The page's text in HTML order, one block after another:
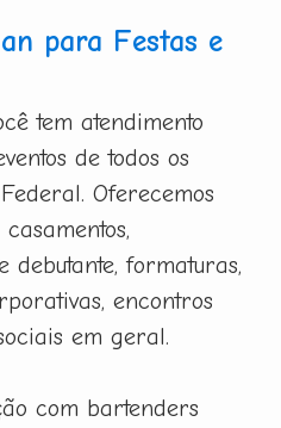
para Festas e
tem atendimento
de todos os
Oferecemos
debutante, formaturas,
encontros
em geral.
com bartenders